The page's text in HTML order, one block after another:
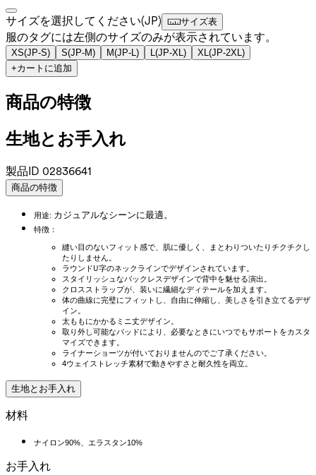
サイズを選択してください(JP) サイズ表
服のタグには左側のサイズのみが表示されています。
XS(JP-S) S(JP-M) M(JP-L) L(JP-XL) XL(JP-2XL)
+カートに追加
商品の特徴
生地とお手入れ
製品ID 02836641
商品の特徴
用途: カジュアルなシーンに最適。
特徴：
縫い目のないフィット感で、肌に優しく、まとわりついたりチクチクし
たりしません。
ラウンドU字のネックラインでデザインされています。
スタイリッシュなバックレスデザインで背中を魅せる演出。
クロスストラップが、装いに繊細なディテールを加えます。
体の曲線に完璧にフィットし、自由に伸縮し、美しさを引き立てるデザ
イン。
太ももにかかるミニ丈デザイン。
取り外し可能なパッドにより、必要なときにいつでもサポートをカスタ
マイズできます。
ライナーショーツが付いておりませんのでご了承ください。
4ウェイストレッチ素材で動きやすさと耐久性を両立。
生地とお手入れ
材料
ナイロン90%、エラスタン10%
お手入れ